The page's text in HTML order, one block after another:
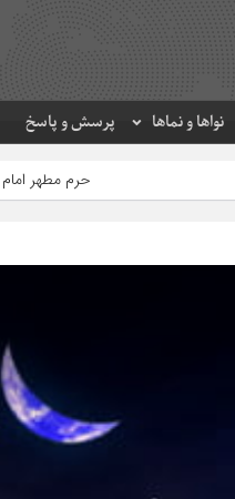
نواها و نماها پرسش و پاسخ
حرم مطهر امام رضا (ع)